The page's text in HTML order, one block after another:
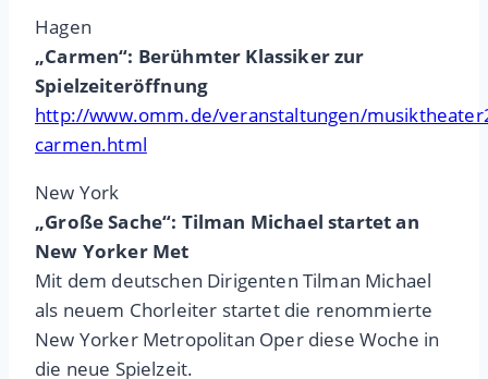
Hagen
„Carmen“: Berühmter Klassiker zur
Spielzeiteröffnung
http://www.omm.de/veranstaltungen/
carmen.html
New York
„Große Sache“: Tilman Michael startet an
New Yorker Met
Mit dem deutschen Dirigenten Tilman Michael
als neuem Chorleiter startet die renommierte
New Yorker Metropolitan Oper diese Woche in
die neue Spielzeit.